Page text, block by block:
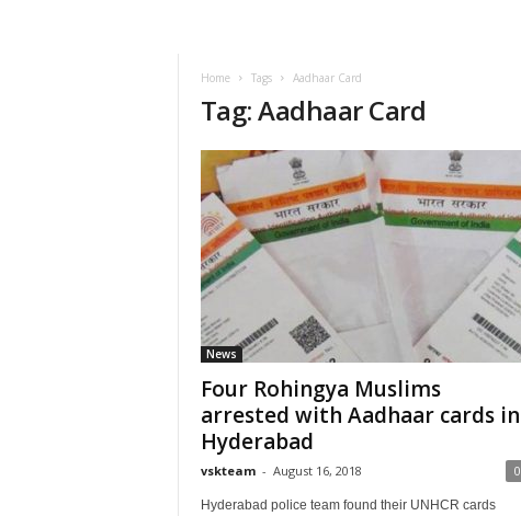
Home Tags Aadhaar Card
Tag: Aadhaar Card
News
Four Rohingya Muslims
arrested with Aadhaar cards in
Hyderabad
vskteam - August 16, 2018 0
Hyderabad police team found their UNHCR cards